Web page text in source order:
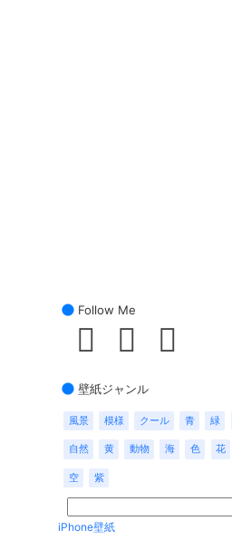
Follow Me
壁紙ジャンル
風景 模様 クール 青 緑
自然 黄 動物 海 色 花
空 紫
iPhone壁紙